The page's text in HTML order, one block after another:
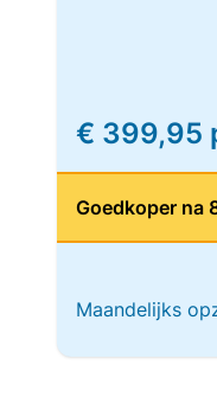
€ 399,95
Goedkoper na
Maandelijks